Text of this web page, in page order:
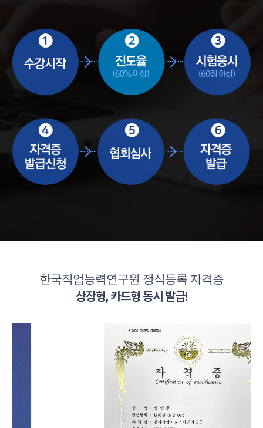
한국직업능력연구원 정식등록 자격증
상장형, 카드형 동시 발급!